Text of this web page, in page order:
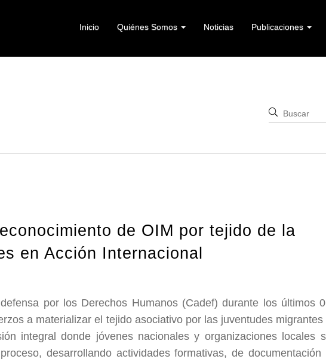
Inicio Quiénes Somos Noticias Publicaciones
de OIM por tejido de la
en Acción Internacional
por los Derechos Humanos (Cadef) durante los últimos
a materializar el tejido asociativo por las juventudes migrantes
integral donde jóvenes nacionales y organizaciones locales
desarrollando actividades formativas, de documentación